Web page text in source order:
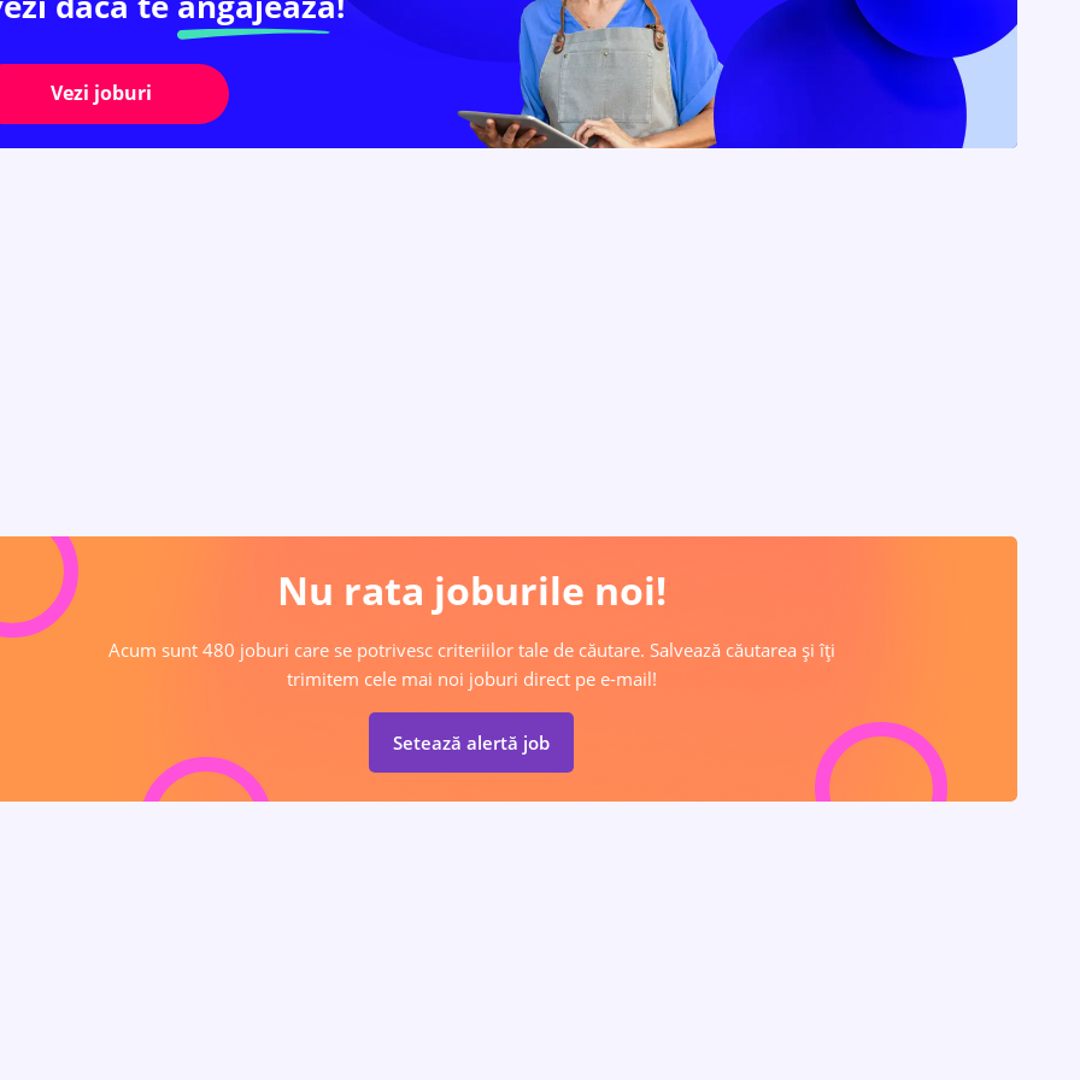
Vezi joburi
Nu rata joburile noi!
Acum sunt 480 joburi care se potrivesc criteriilor tale de căutare. Salvează căutarea și îți
trimitem cele mai noi joburi direct pe e-mail!
Setează alertă job